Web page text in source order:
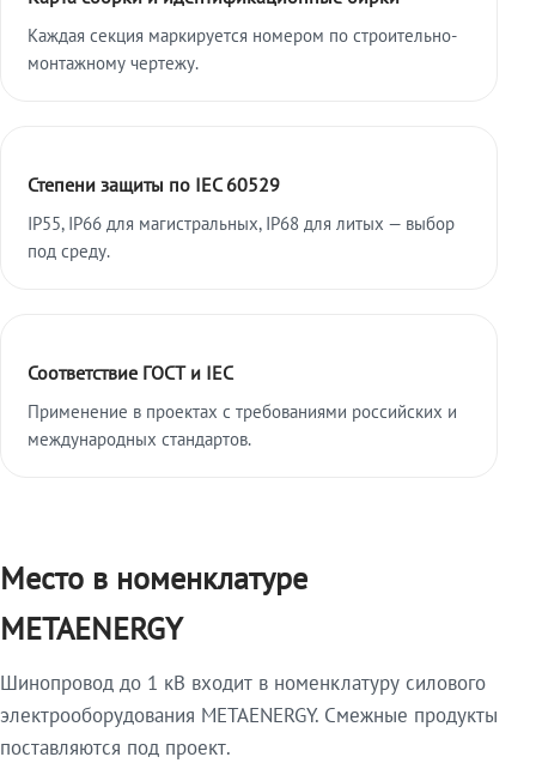
Каждая секция маркируется номером по строительно-
монтажному чертежу.
Степени защиты по IEC 60529
IP55, IP66 для магистральных, IP68 для литых — выбор
под среду.
Соответствие ГОСТ и IEC
Применение в проектах с требованиями российских и
международных стандартов.
Место в номенклатуре
METAENERGY
Шинопровод до 1 кВ входит в номенклатуру силового
электрооборудования METAENERGY. Смежные продукты
поставляются под проект.